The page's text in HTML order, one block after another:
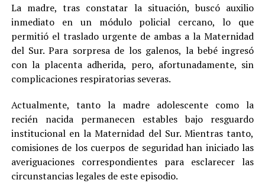
La madre, tras constatar la situación, buscó auxilio
inmediato en un módulo policial cercano, lo que
permitió el traslado urgente de ambas a la Maternidad
del Sur. Para sorpresa de los galenos, la bebé ingresó
con la placenta adherida, pero, afortunadamente, sin
complicaciones respiratorias severas.
Actualmente, tanto la madre adolescente como la
recién nacida permanecen estables bajo resguardo
institucional en la Maternidad del Sur. Mientras tanto,
comisiones de los cuerpos de seguridad han iniciado las
averiguaciones correspondientes para esclarecer las
circunstancias legales de este episodio.